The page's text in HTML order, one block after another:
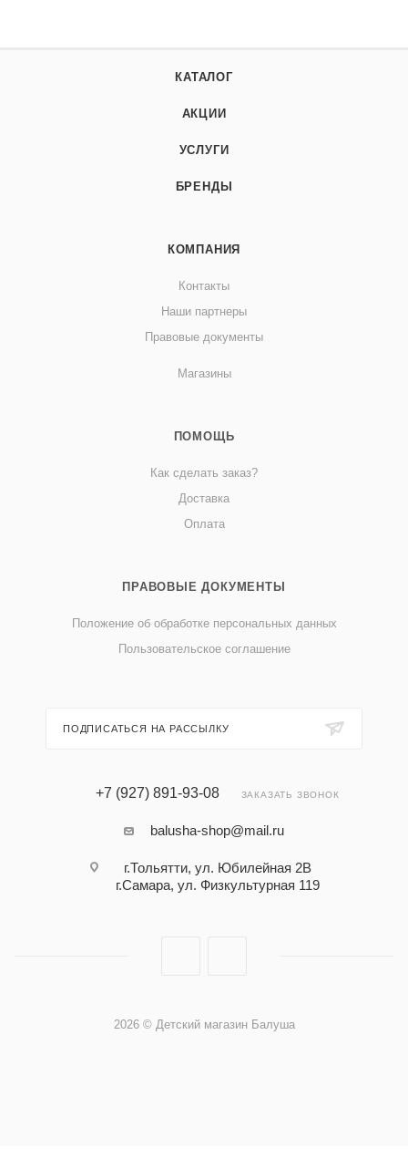
КАТАЛОГ
АКЦИИ
УСЛУГИ
БРЕНДЫ
КОМПАНИЯ
Контакты
Наши партнеры
Правовые документы
Магазины
ПОМОЩЬ
Как сделать заказ?
Доставка
Оплата
ПРАВОВЫЕ ДОКУМЕНТЫ
Положение об обработке персональных данных
Пользовательское соглашение
ПОДПИСАТЬСЯ НА РАССЫЛКУ
+7 (927) 891-93-08 ЗАКАЗАТЬ ЗВОНОК
balusha-shop@mail.ru
г.Тольятти, ул. Юбилейная 2В
г.Самара, ул. Физкультурная 119
2026 © Детский магазин Балуша